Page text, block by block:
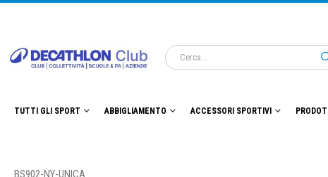
TUTTI GLI SPORT ABBIGLIAMENTO ACCESSORI SPORTIVI
BS902-NY-UNICA